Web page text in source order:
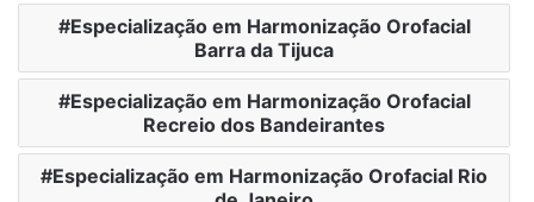
Especialização em Harmonização Orofacial
Barra da Tijuca
Especialização em Harmonização Orofacial
Recreio dos Bandeirantes
Especialização em Harmonização Orofacial Rio